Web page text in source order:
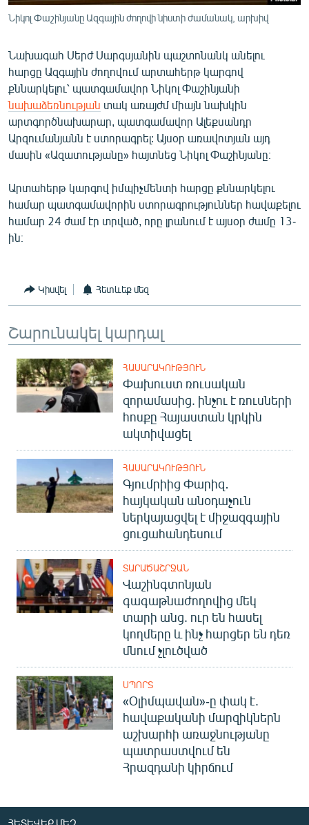
ՏՏ ԵՒ ԻՆՏԵՐՆԵՏ
ԱՐԽԻՎ
ՏԵՍԱՆՅՈՒԹԵՐ
ԲԱՆԱՎԵՃ
ՁԳՏԵԼՈՎ ԼԱՎԱԳՈՒՅՆԻՆ
ՓՈԴՔԱՍԹ
Հայերեն
English
Русский
«Ազատության» բոլոր կայքերը
Նիկոլ Փաշինյանը Ազգային ժողովի նիստի ժամանակ, արխիվ
Նախագահ Սերժ Սարգսյանին պաշտոնանկ անելու
հարցը Ազգային ժողովում արտահերթ կարգով
քննարկելու՝ պատգամավոր Նիկոլ Փաշինյանի
նախաձեռնության տակ առայժմ միայն նախկին
արտգործնախարար, պատգամավոր Ալեքսանդր
Արզումանյանն է ստորագրել: Այսօր առավոտյան այդ
մասին «Ազատությանը» հայտնեց Նիկոլ Փաշինյանը։
Արտահերթ կարգով իմպիչմենտի հարցը քննարկելու
համար պատգամավորին ստորագրություններ հավաքելու
համար 24 ժամ էր տրված, որը լրանում է այսօր ժամը 13-
ին։
Կիսվել Հետևեք մեզ
Շարունակել կարդալ
ՀԱՍԱՐԱԿՈՒԹՅՈՒՆ
Փախուստ ռուսական
զորամասից. ինչու է ռուսների
հոսքը Հայաստան կրկին
ակտիվացել
ՀԱՍԱՐԱԿՈՒԹՅՈՒՆ
Գյումրիից Փարիզ․
հայկական անօդաչուն
ներկայացվել է միջազգային
ցուցահանդեսում
ՏԱՐԱԾԱՇՐՋԱՆ
Վաշինգտոնյան
գագաթնաժողովից մեկ
տարի անց. ուր են հասել
կողմերը և ինչ հարցեր են դեռ
մնում չլուծված
ՍՊՈՐՏ
«Օլիմպավան»-ը փակ է.
հավաքականի մարզիկներն
աշխարհի առաջնությանը
պատրաստվում են
Հրազդանի կիրճում
ՀԵՏԵՎԵՔ ՄԵԶ